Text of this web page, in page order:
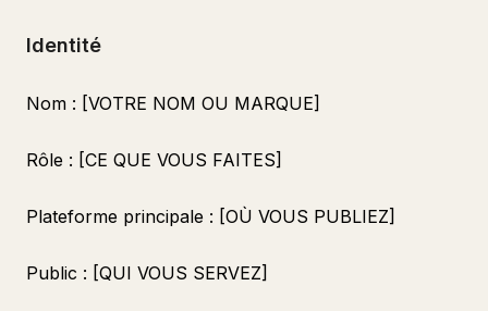
Identité
Nom : [VOTRE NOM OU MARQUE]
Rôle : [CE QUE VOUS FAITES]
Plateforme principale : [OÙ VOUS PUBLIEZ]
Public : [QUI VOUS SERVEZ]